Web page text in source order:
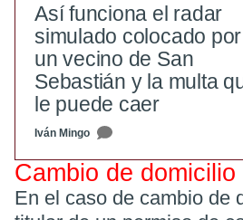
Así funciona el radar
simulado colocado por
un vecino de San
Sebastián y la multa
le puede caer
Iván Mingo
Cambio de domicilio
En el caso de cambio de